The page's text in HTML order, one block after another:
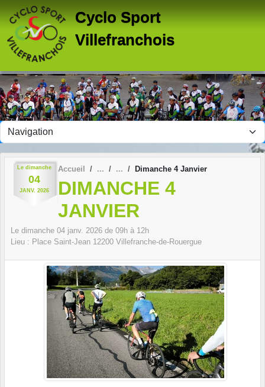
Cyclo Sport
Villefranchois
Le dimanche
04
JANV. 2026
Accueil Dimanche 4 Janvier
DIMANCHE 4
JANVIER
Le dimanche 04 janv. 2026 de 09h à 12h
Lieu : Place Saint-Jean 12200 Villefranche-de-Rouergue
Panneau de gestion des cookies